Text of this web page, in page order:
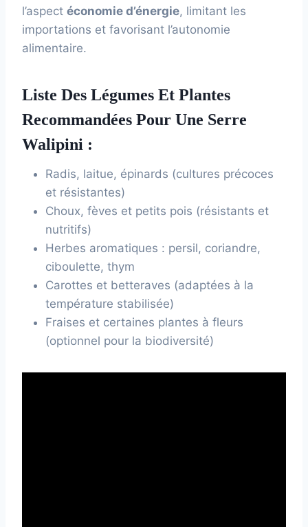
l’aspect économie d’énergie, limitant les
importations et favorisant l’autonomie
alimentaire.
Liste Des Légumes Et Plantes
Recommandées Pour Une Serre
Walipini :
Radis, laitue, épinards (cultures précoces
et résistantes)
Choux, fèves et petits pois (résistants et
nutritifs)
Herbes aromatiques : persil, coriandre,
ciboulette, thym
Carottes et betteraves (adaptées à la
température stabilisée)
Fraises et certaines plantes à fleurs
(optionnel pour la biodiversité)